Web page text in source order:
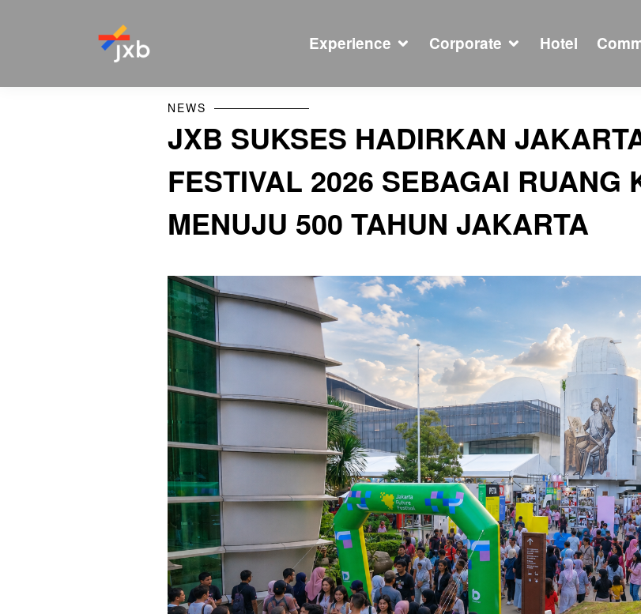
Experience Corporate Hotel
NEWS
JXB SUKSES HADIRKAN
FESTIVAL 2026 SEBAGAI RUANG
MENUJU 500 TAHUN JAKARTA